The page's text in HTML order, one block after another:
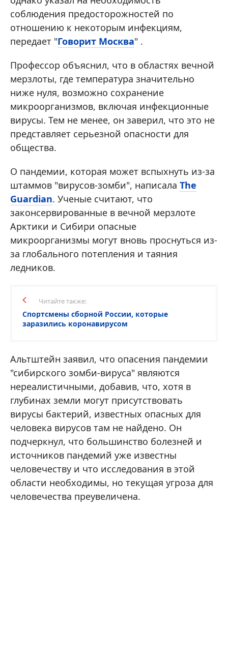
соблюдения предосторожностей по
отношению к некоторым инфекциям,
передает "Говорит Москва" .
Профессор объяснил, что в областях вечной
мерзлоты, где температура значительно
ниже нуля, возможно сохранение
микроорганизмов, включая инфекционные
вирусы. Тем не менее, он заверил, что это не
представляет серьезной опасности для
общества.
О пандемии, которая может вспыхнуть из-за
штаммов "вирусов-зомби", написала The
Guardian. Ученые считают, что
законсервированные в вечной мерзлоте
Арктики и Сибири опасные
микроорганизмы могут вновь проснуться из-
за глобального потепления и таяния
ледников.
Читайте также:
Спортсмены сборной России, которые
заразились коронавирусом
Альтштейн заявил, что опасения пандемии
"сибирского зомби-вируса" являются
нереалистичными, добавив, что, хотя в
глубинах земли могут присутствовать
вирусы бактерий, известных опасных для
человека вирусов там не найдено. Он
подчеркнул, что большинство болезней и
источников пандемий уже известны
человечеству и что исследования в этой
области необходимы, но текущая угроза для
человечества преувеличена.